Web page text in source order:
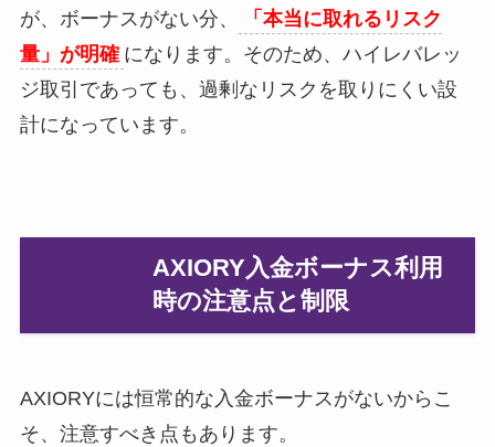
が、ボーナスがない分、
「本当に取れるリスク
量」が明確 になります。そのため、ハイレバレッ
ジ取引であっても、過剰なリスクを取りにくい設
計になっています。
AXIORY入金ボーナス利用
時の注意点と制限
AXIORYには恒常的な入金ボーナスがないからこ
そ、注意すべき点もあります。